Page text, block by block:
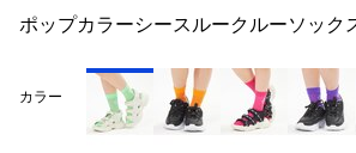
ポップカラーシースルークルーソック
カラー